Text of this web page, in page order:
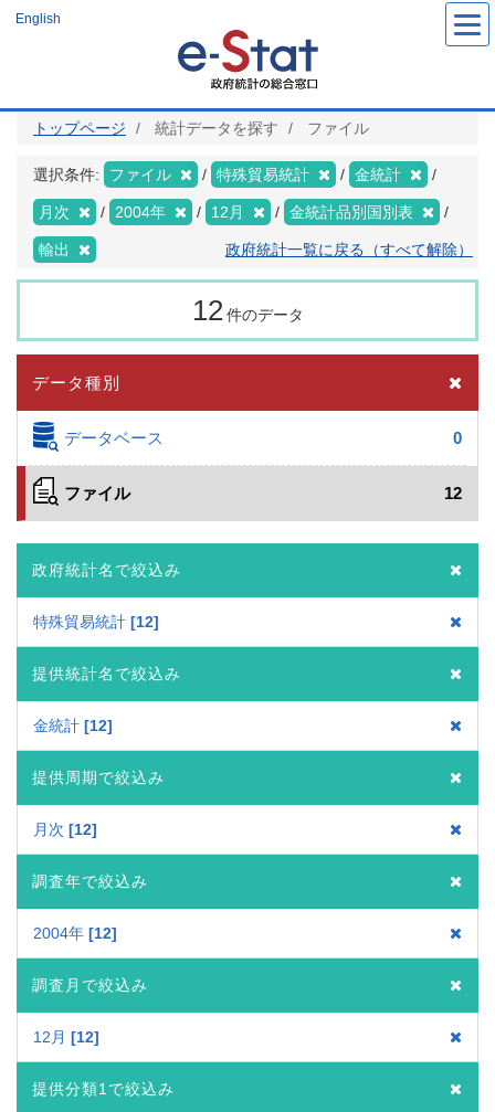
ツ
English
トップページ 統計データを探す ファイル
選択条件: ファイル 特殊貿易統計 金統計
月次 2004年 12月 金統計品別国別表
輸出 政府統計一覧に戻る（すべて解除）
12 件のデータ
データ種別
データベース 0
ファイル 12
政府統計名で絞込み
特殊貿易統計 12
提供統計名で絞込み
金統計 12
提供周期で絞込み
月次 12
調査年で絞込み
2004年 12
調査月で絞込み
12月 12
提供分類1で絞込み